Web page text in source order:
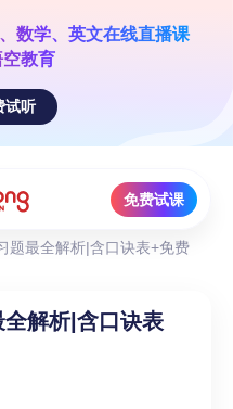
数学、英文在线直播课
教育
试听
免费试课
题最全解析|含口诀表+免费
解析|含口诀表